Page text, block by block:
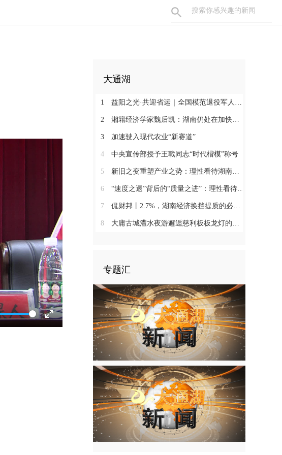
Enter
大通湖
1 益阳之光·共迎省运｜全国模范退役军人许国良的乡村美育之路
2 湘籍经济学家魏后凯：湖南仍处在加快发展的过程中
3 加速驶入现代农业“新赛道”
4 中央宣传部授予王戟同志“时代楷模”称号
5 新旧之变重塑产业之势：理性看待湖南经济半年报（二）
6 “速度之退”背后的“质量之进”：理性看待湖南经济半年报（一）
7 侃财邦丨2.7%，湖南经济换挡提质的必经关口
8 大庸古城澧水夜游邂逅慈利板板龙灯的千年浪漫
专题汇